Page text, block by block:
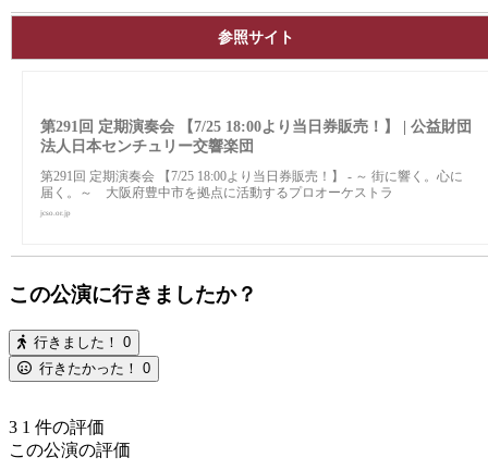
参照サイト
第291回 定期演奏会 【7/25 18:00より当日券販売！】 | 公益財団
法人日本センチュリー交響楽団
第291回 定期演奏会 【7/25 18:00より当日券販売！】 - ～ 街に響く。心に
届く。～ 大阪府豊中市を拠点に活動するプロオーケストラ
jcso.or.jp
この公演に行きましたか？
行きました！ 0
行きたかった！ 0
3 1 件の評価
この公演の評価